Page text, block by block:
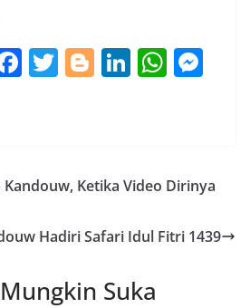
F
o
k
T Bl
er
Li
dI
W
A
p
n
g
er
Kandouw, Ketika Video Dirinya
Hadiri Safari Idul Fitri 1439
Suka